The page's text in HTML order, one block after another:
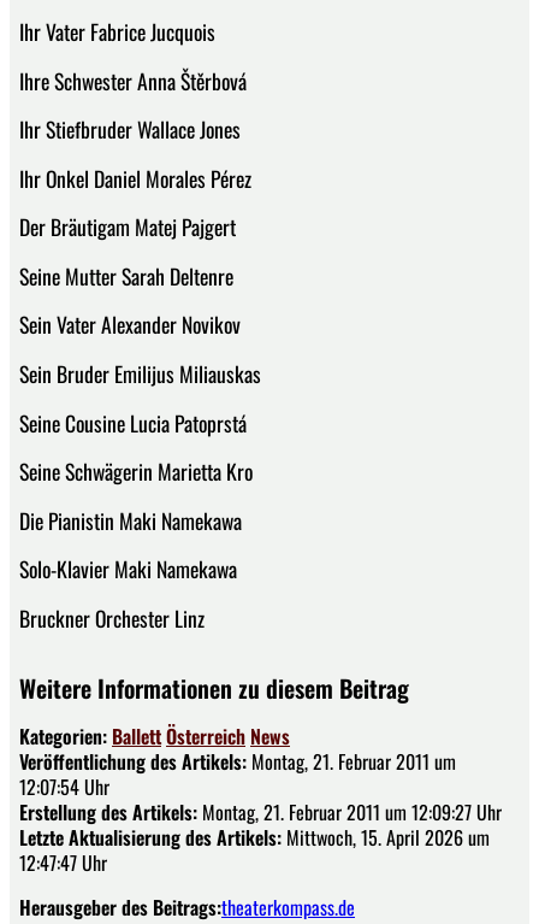
Ihr Vater Fabrice Jucquois
Ihre Schwester Anna Štěrbová
Ihr Stiefbruder Wallace Jones
Ihr Onkel Daniel Morales Pérez
Der Bräutigam Matej Pajgert
Seine Mutter Sarah Deltenre
Sein Vater Alexander Novikov
Sein Bruder Emilijus Miliauskas
Seine Cousine Lucia Patoprstá
Seine Schwägerin Marietta Kro
Die Pianistin Maki Namekawa
Solo-Klavier Maki Namekawa
Bruckner Orchester Linz
Weitere Informationen zu diesem Beitrag
Kategorien: BallettÖsterreich News
Veröffentlichung des Artikels: Montag, 21. Februar 2011 um
12:07:54 Uhr
Erstellung des Artikels: Montag, 21. Februar 2011 um 12:09:27 Uhr
Letzte Aktualisierung des Artikels: Mittwoch, 15. April 2026 um
12:47:47 Uhr
Herausgeber des Beitrags:theaterkompass.de